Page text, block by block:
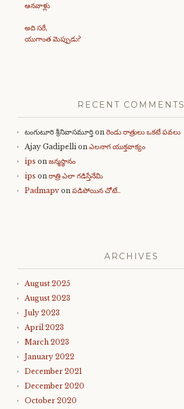
ఆనవాళ్లు
అది సరే,
యుగాంత మెప్పుడు?
RECENT COMMENTS
టంగుటూరి శ్రీనివాసమూర్తి on రెండు రాత్రులు ఒకటే పవలు
Ajay Gadipelli on ఎలనాగ యుక్తవాక్యం
ips on జన్మస్థానం
ips on రాత్రి ఎలా గడిస్తేనేమి
Padmapv on పడిపోయిన చోటే..
ARCHIVES
August 2025
August 2023
July 2023
April 2023
March 2023
January 2022
December 2021
December 2020
October 2020